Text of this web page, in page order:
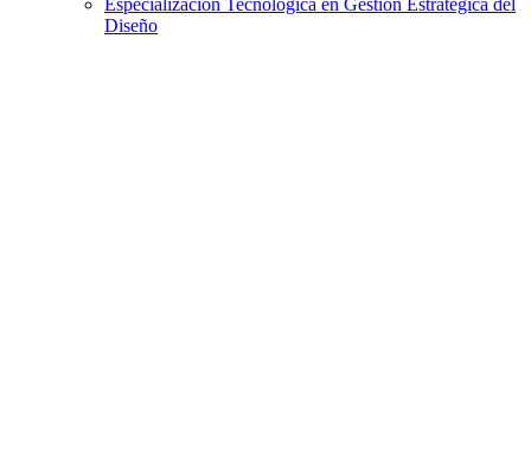
Diseño